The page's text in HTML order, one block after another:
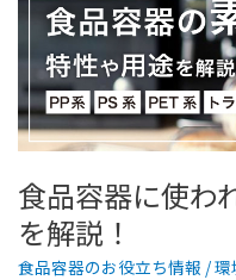
食品容器に使わ
を解説！
食品容器のお役立ち情報 /環